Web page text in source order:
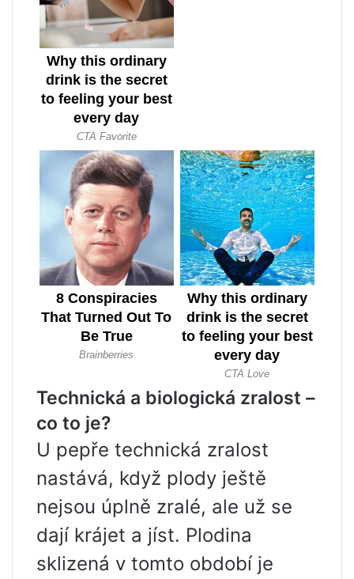
Technická a biologická zralost –
co to je?
U pepře technická zralost
nastává, když plody ještě
nejsou úplně zralé, ale už se
dají krájet a jíst. Plodina
sklizená v tomto období je